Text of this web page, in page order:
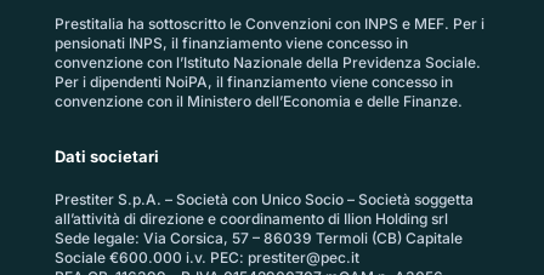
Prestitalia ha sottoscritto le Convenzioni con INPS e MEF. Per i
pensionati INPS, il finanziamento viene concesso in
convenzione con l’Istituto Nazionale della Previdenza Sociale.
Per i dipendenti NoiPA, il finanziamento viene concesso in
convenzione con il Ministero dell’Economia e delle Finanze.
Dati societari
Prestiter S.p.A. – Società con Unico Socio – Società soggetta
all’attività di direzione e coordinamento di Ilion Holding srl
Sede legale: Via Corsica, 57 – 86039 Termoli (CB) Capitale
Sociale €600.000 i.v. PEC: prestiter@pec.it